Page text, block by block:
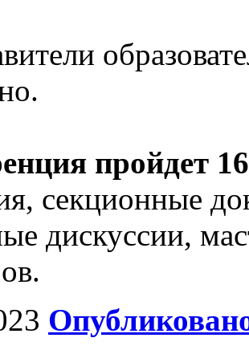
пройдет
секционные
дискуссии,